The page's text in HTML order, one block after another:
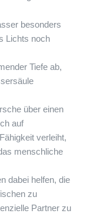
besonders
Lichts noch
Tiefe ab,
über einen
auf
verleiht,
menschliche
dabei helfen, die
zu
Partner zu